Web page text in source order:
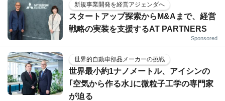
新規事業開発を経営アジェンダへ
スタートアップ探索からM&Aまで、経営
戦略の実装を支援するAT PARTNERS
Sponsored
世界的自動車部品メーカーの挑戦
世界最小約1ナノメートル、アイシンの
｢空気から作る水｣に微粒子工学の専門家
が迫る